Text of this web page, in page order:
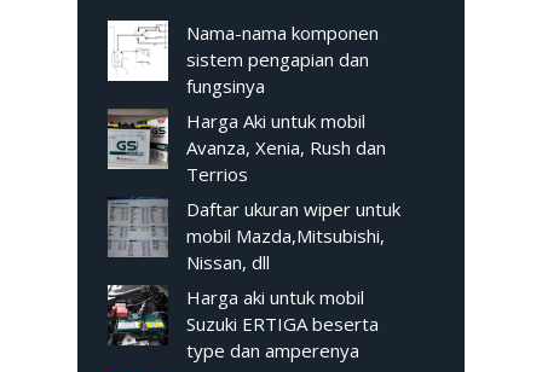
Nama-nama komponen
sistem pengapian dan
fungsinya
Harga Aki untuk mobil
Avanza, Xenia, Rush dan
Terrios
Daftar ukuran wiper untuk
mobil Mazda,Mitsubishi,
Nissan, dll
Harga aki untuk mobil
Suzuki ERTIGA beserta
type dan amperenya